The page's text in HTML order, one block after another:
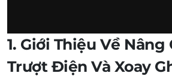
1. Giới Thiệu Về Nâng
Trượt Điện Và Xoay